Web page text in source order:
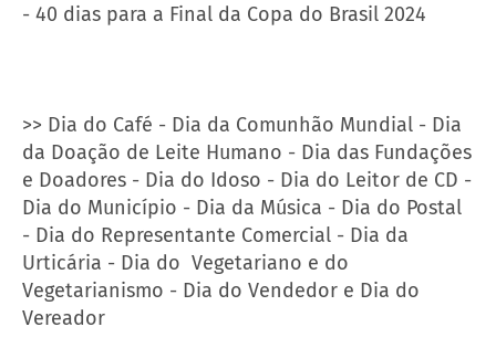
- 40 dias para a Final da Copa do Brasil 2024
>> Dia do Café - Dia da Comunhão Mundial - Dia
da Doação de Leite Humano - Dia das Fundações
e Doadores - Dia do Idoso - Dia do Leitor de CD -
Dia do Município - Dia da Música - Dia do Postal
- Dia do Representante Comercial - Dia da
Urticária - Dia do Vegetariano e do
Vegetarianismo - Dia do Vendedor e Dia do
Vereador